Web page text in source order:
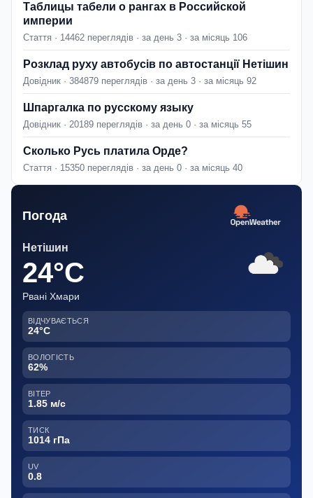
Таблицы табели о рангах в Российской
империи
Стаття · 14462 переглядів · за день 3 · за місяць 106
Розклад руху автобусів по автостанції Нетішин
Довідник · 384879 переглядів · за день 3 · за місяць 92
Шпаргалка по русскому языку
Довідник · 20189 переглядів · за день 0 · за місяць 55
Сколько Русь платила Орде?
Стаття · 15350 переглядів · за день 0 · за місяць 40
Погода
Нетішин
24°C
Рвані Хмари
ВІДЧУВАЄТЬСЯ
24°C
ВОЛОГІСТЬ
62%
ВІТЕР
1.85 м/с
ТИСК
1014 гПа
UV
0.8